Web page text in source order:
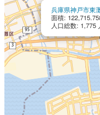
兵庫県神戸市東
面積:
人口総数: